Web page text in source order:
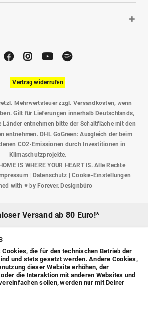
Vertrag widerrufen
Mehrwertsteuer zzgl. Versandkosten, wenn
Gilt für Lieferungen innerhalb Deutschlands,
Länder entnehmen bitte der Schaltfläche mit den
entnehmen. DHL GoGreen: Ausgleich der beim
CO2-Emissionen durch Investitionen in
Klimaschutzprojekte.
IS WHERE YOUR HEART IS. Alle Rechte
| Datenschutz |Cookie-Einstellungen
with ♥ by Forever. Designbüro
Versandab 80 Euro!*
Cookies, die für den technischen Betrieb der
und stets gesetzt werden. Andere Cookies,
dieser Website erhöhen, der
die Interaktion mit anderen Websites und
sollen, werden nur mit Deiner